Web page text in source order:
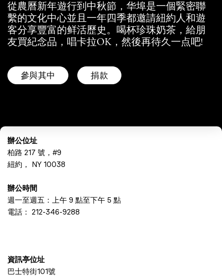
從農曆新年遊行到中秋節，华埠是一個緊密聯
繫的文化中心並且一年四季都邀請紐約人和遊
客分享豐富的鲜活歷史。喝杯珍珠奶茶，給朋
友買紀念品，唱卡拉OK，然後再待久一点吧!
參與其中 捐款
辦公位址
柏路 217 號，#9
紐約， NY 10038
辦公時間
週一至週五：上午 9 點至下午 5 點
電話： 212-346-9288
資訊亭位址
巴士特街101號